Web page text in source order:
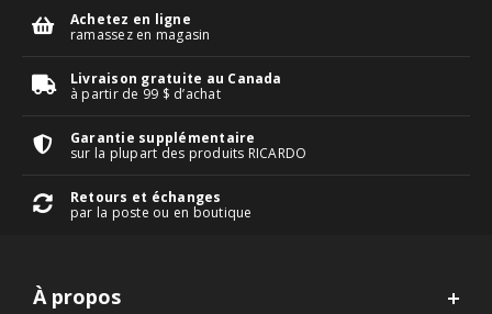
Achetez en ligne
ramassez en magasin
Livraison gratuite au Canada
à partir de 99 $ d’achat
Garantie supplémentaire
sur la plupart des produits RICARDO
Retours et échanges
par la poste ou en boutique
À propos